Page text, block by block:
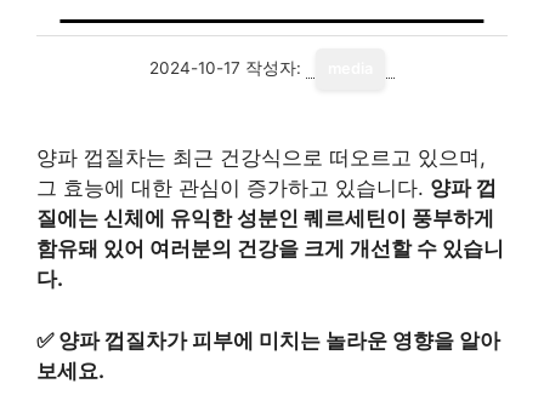
2024-10-17 작성자:
양파 껍질차는 최근 건강식으로 떠오르고 있으며,
그 효능에 대한 관심이 증가하고 있습니다. 양파 껍
질에는 신체에 유익한 성분인 퀘르세틴이 풍부하게
함유돼 있어 여러분의 건강을 크게 개선할 수 있습니
다.
✅ 양파 껍질차가 피부에 미치는 놀라운 영향을 알아
보세요.